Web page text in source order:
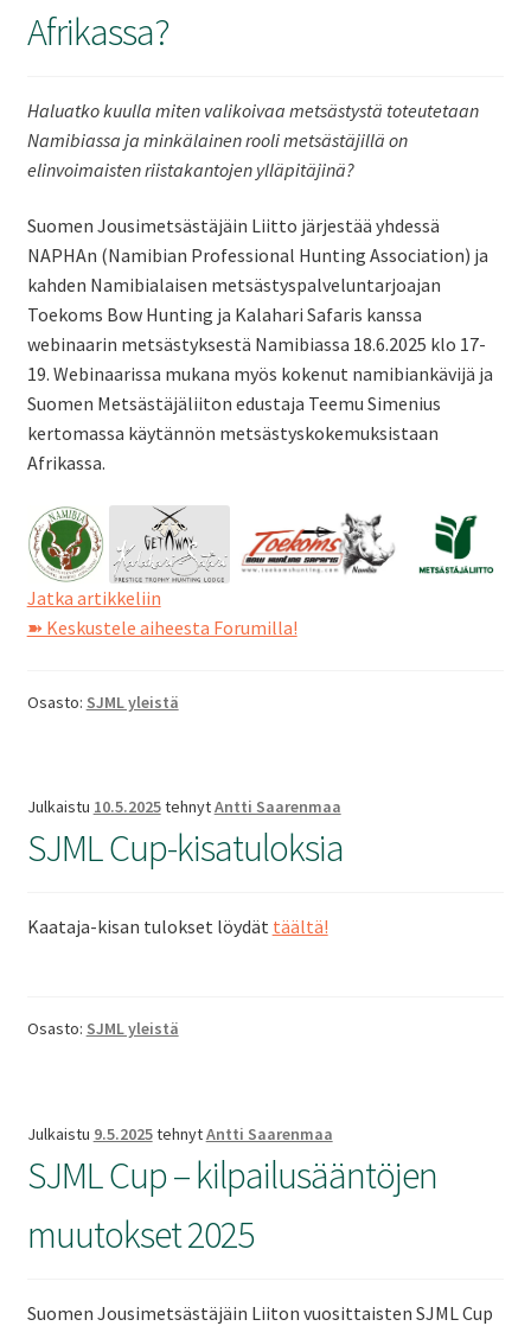
Afrikassa?
Haluatko kuulla miten valikoivaa metsästystä toteutetaan
Namibiassa ja minkälainen rooli metsästäjillä on
elinvoimaisten riistakantojen ylläpitäjinä?
Suomen Jousimetsästäjäin Liitto järjestää yhdessä
NAPHAn (Namibian Professional Hunting Association) ja
kahden Namibialaisen metsästyspalveluntarjoajan
Toekoms Bow Hunting ja Kalahari Safaris kanssa
webinaarin metsästyksestä Namibiassa 18.6.2025 klo 17-
19. Webinaarissa mukana myös kokenut namibiankävijä ja
Suomen Metsästäjäliiton edustaja Teemu Simenius
kertomassa käytännön metsästyskokemuksistaan
Afrikassa.
Jatka artikkeliinKiinnostaako
metsästys
➽ Keskustele aiheesta Forumilla!
Osasto: SJML yleistä
Julkaistu 10.5.2025tehnytAntti Saarenmaa
SJML Cup-kisatuloksia
Kaataja-kisan tulokset löydät täältä!
Osasto: SJML yleistä
Julkaistu 9.5.2025tehnytAntti Saarenmaa
SJML Cup – kilpailusääntöjen
muutokset 2025
Suomen Jousimetsästäjäin Liiton vuosittaisten SJML Cup